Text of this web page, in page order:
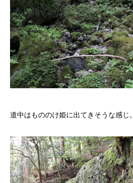
道中はもののけ姫に出てきそうな感じ。